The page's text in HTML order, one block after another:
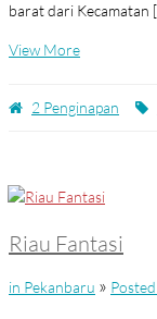
barat dari Kecamatan
View More
2 Penginapan
Riau Fantasi
in Pekanbaru »